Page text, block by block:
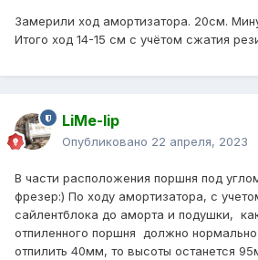
Замерили ход амортизатора. 20см.
Итого ход 14-15 см с учётом сжатия
LiMe-lip
Опубликовано 22 апреля, 2023
В части расположения поршня под
фрезер:) По ходу амортизатора, c
сайлентблока до аморта и подушки,
отпиленного поршня должно нормально
отпилить 40мм, то высоты останется